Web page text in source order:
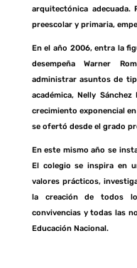
arquitectónica
preescolar y primaria,
En el año 2006, entra la
desempeña Warner
administrar asuntos de
académica, Nelly
crecimiento exponencial
se ofertó desde el grado
En este mismo año se
El colegio se inspira en
valores prácticos,
la creación de todos
convivencias y todas las
Educación Nacional.